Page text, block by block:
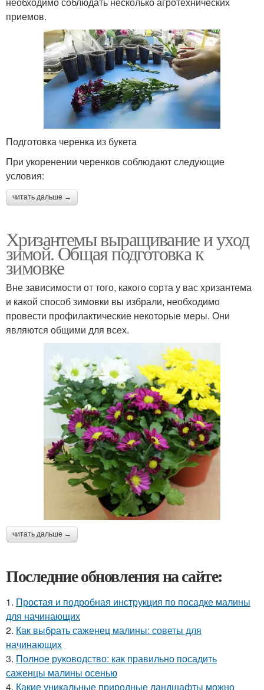
приемов.
Подготовка черенка из букета
При укоренении черенков соблюдают следующие
условия:
читать дальше →
Хризантемы выращивание и уход
зимой. Общая подготовка к
зимовке
Вне зависимости от того, какого сорта у вас хризантема
и какой способ зимовки вы избрали, необходимо
провести профилактические некоторые меры. Они
являются общими для всех.
читать дальше →
Последние обновления на сайте:
1. Простая и подробная инструкция по посадке малины
для начинающих
2. Как выбрать саженец малины: советы для
начинающих
3. Полное руководство: как правильно посадить
саженцы малины осенью
4. Какие уникальные природные ландшафты можно